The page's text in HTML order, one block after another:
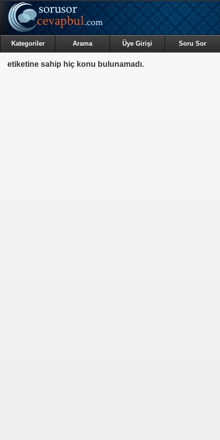
Kategoriler Arama Üye Girişi Soru Sor
etiketine sahip hiç konu bulunamadı.